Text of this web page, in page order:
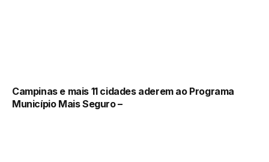
Campinas e mais 11 cidades aderem ao Programa
Município Mais Seguro –